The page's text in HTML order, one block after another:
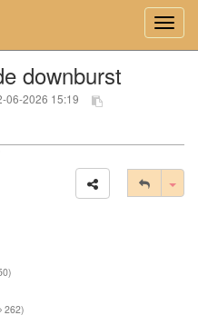
downburst
06-2026 15:19
262)